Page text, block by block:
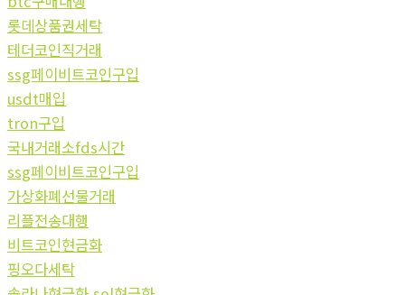
롯데상품권세탁
테더코인직거래
ssg페이비트코인구입
usdt매입
tron구입
국내거래소fds시간
ssg페이비트코인구입
가상화폐선물거래
리플전송대행
비트코인현금화
핑오다세탁